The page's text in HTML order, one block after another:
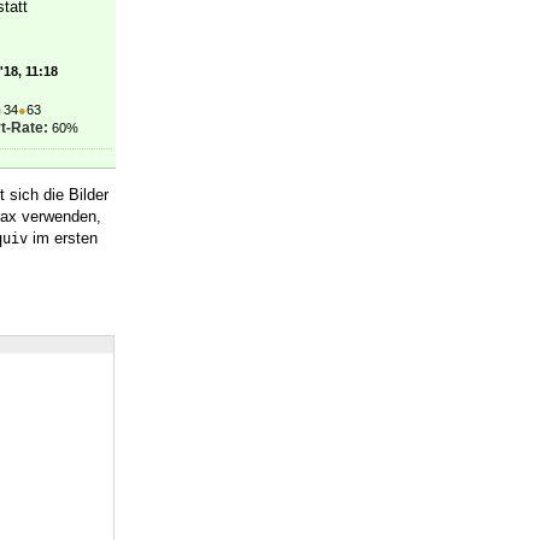
11:18
34●63
Rate: 60%
sich die Bilder
verwenden,
im ersten